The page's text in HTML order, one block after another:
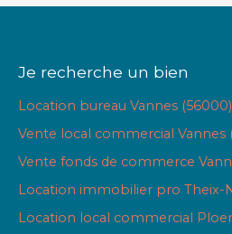
Je recherche un bien
Location bureau Vannes (56000)
Vente local commercial Vannes
Vente fonds de commerce
Location immobilier pro Theix-
Location local commercial